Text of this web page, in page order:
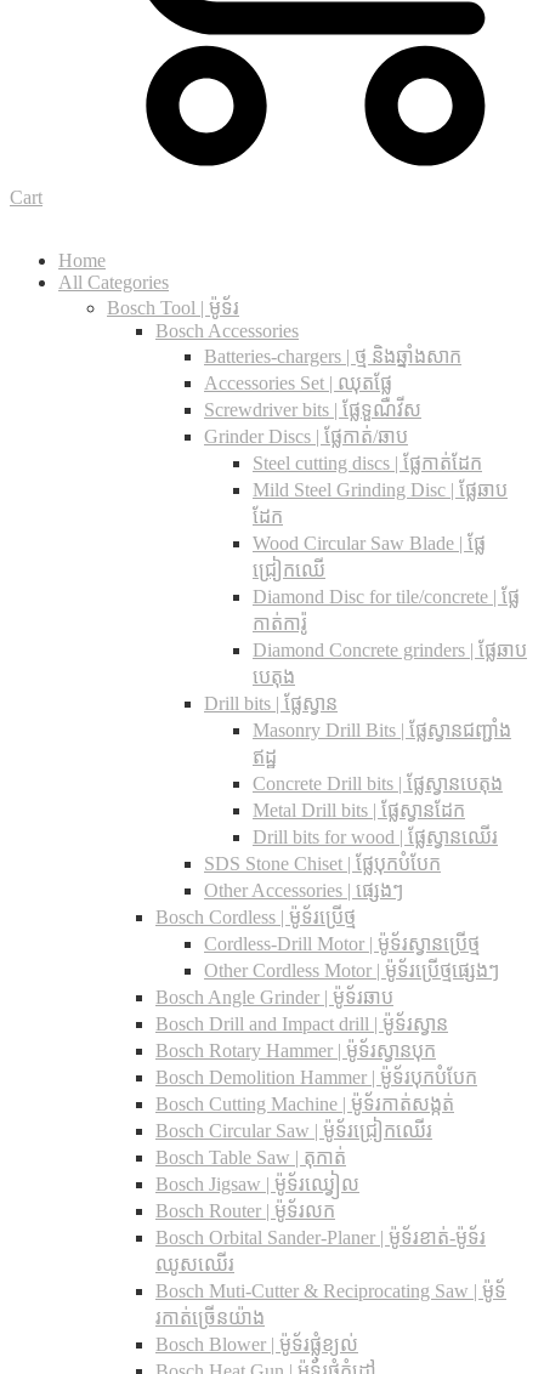
Cart
Home
All Categories
Bosch Tool | ម៉ូទ័រ
Bosch Accessories
Batteries-chargers | ថ្ម និងឆ្នាំងសាក
Accessories Set | ឈុតផ្លែ
Screwdriver bits | ផ្លែទួណឺវីស
Grinder Discs |​ ផ្លែកាត់/ឆាប
Steel cutting discs |​ ផ្លែកាត់ដែក
Mild Steel Grinding Disc | ផ្លែឆាប
ដែក
Wood Circular Saw Blade | ផ្លែ
ជ្រៀកឈើ
Diamond Disc for tile/concrete​ | ផ្លែ
កាត់ការ៉ូ
Diamond Concrete grinders | ផ្លែឆាប
បេតុង
Drill bits |​ ផ្លែស្វាន
Masonry Drill Bits |​ ផ្លែស្វានជញ្ជាំង
ឥដ្ឋ
Concrete Drill bits |​ ផ្លែស្វានបេតុង
Metal Drill bits |​ ផ្លែស្វានដែក
Drill bits for wood |​ ផ្លែស្វានឈើរ
SDS Stone Chiset |​ ផ្លែបុកបំបែក
Other Accessories | ផ្សេងៗ
Bosch Cordless | ម៉ូទ័រប្រើថ្ម
Cordless-Drill Motor | ម៉ូទ័រស្វានប្រើថ្ម
Other Cordless Motor | ម៉ូទ័រប្រើថ្មផ្សេងៗ
Bosch Angle Grinder | ម៉ូទ័រឆាប
Bosch Drill and Impact drill | ម៉ូទ័រស្វាន
Bosch Rotary Hammer | ម៉ូទ័រស្វានបុក
Bosch Demolition Hammer | ម៉ូទ័របុកបំបែក
Bosch Cutting Machine | ម៉ូទ័រកាត់សង្កត់
Bosch Circular Saw | ម៉ូទ័រជ្រៀកឈើរ
Bosch Table Saw | តុកាត់
Bosch Jigsaw | ម៉ូទ័រឈ្វៀល
Bosch Router | ម៉ូទ័រលក
Bosch Orbital Sander-Planer​ | ម៉ូទ័រខាត់-ម៉ូទ័រ
ឈូសឈើរ
Bosch Muti-Cutter & Reciprocating Saw​ | ម៉ូទ័
រកាត់ច្រើនយ៉ាង
Bosch Blower | ម៉ូទ័រផ្លុំខ្យល់